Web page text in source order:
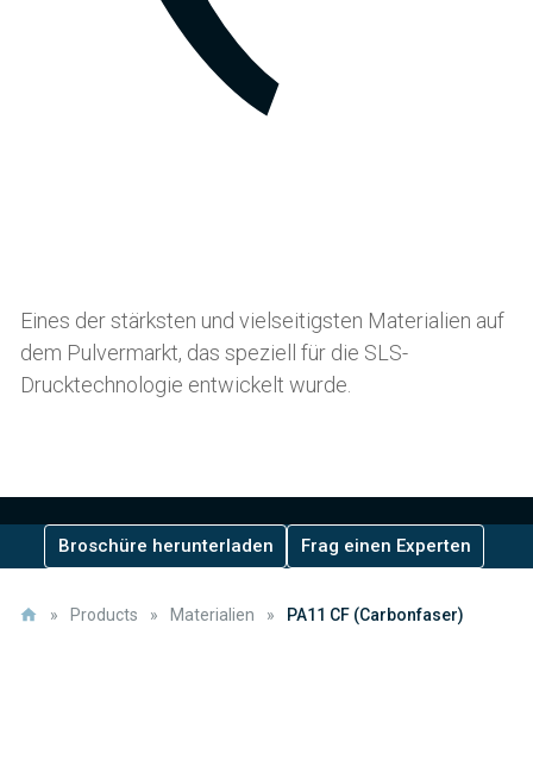
Eines der stärksten und vielseitigsten Materialien auf
dem Pulvermarkt, das speziell für die SLS-
Drucktechnologie entwickelt wurde.
Broschüre herunterladen Frag einen Experten
» Products » Materialien » PA11 CF (Carbonfaser)